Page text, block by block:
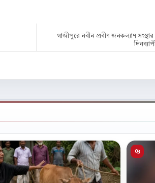
গাজীপুরে নবীন প্রবীণ জনকল্যাণ সংস্থার